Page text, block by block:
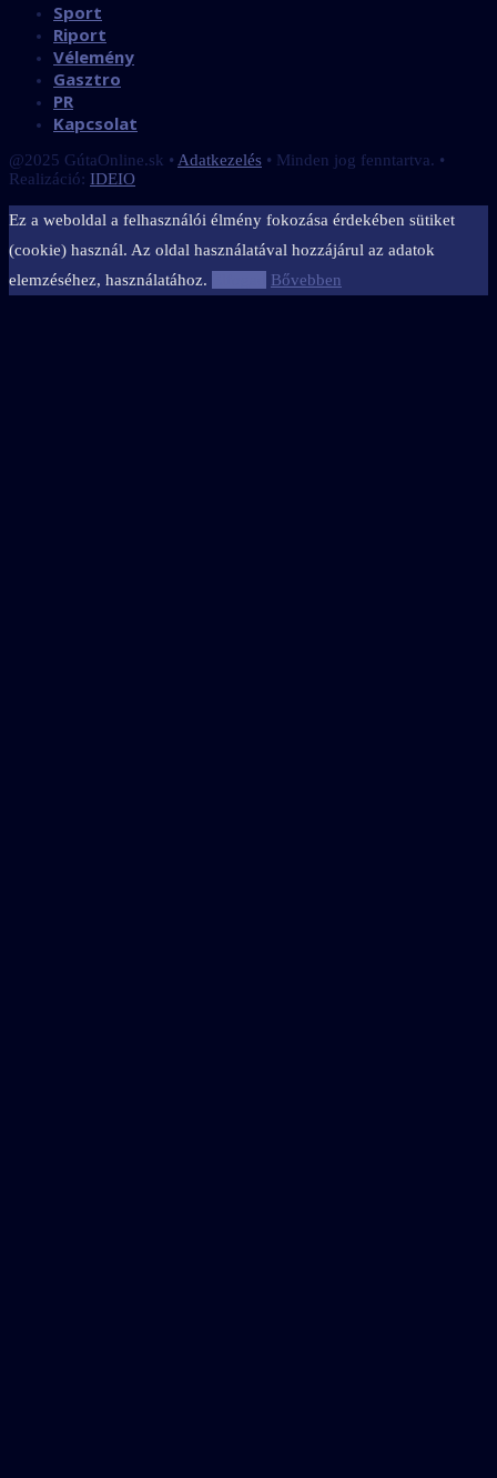
Sport
Riport
Vélemény
Gasztro
PR
Kapcsolat
@2025 GútaOnline.sk • Adatkezelés • Minden jog fenntartva. •
Realizáció: IDEIO
Ez a weboldal a felhasználói élmény fokozása érdekében sütiket
(cookie) használ. Az oldal használatával hozzájárul az adatok
elemzéséhez, használatához.
Bővebben